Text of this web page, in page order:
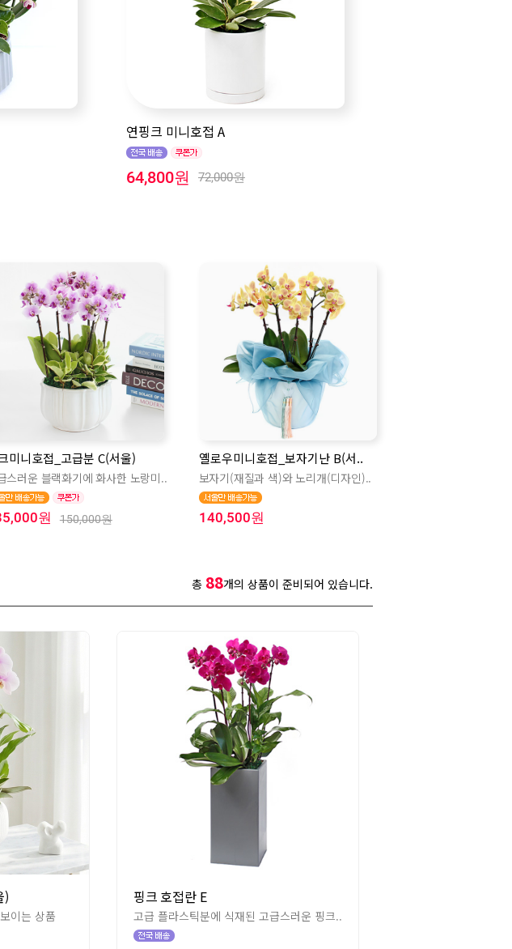
연핑크 미니호접 A
64,800원 72,000원
미니호접_고급분 C(서울)
스러운 블랙화기에 화사한 노랑미..
원 150,000원
옐로우미니호접_보자기난 B(서..
보자기(재질과 색)와 노리개(디자인)..
140,500원
총 88개의 상품이 준비되어 있습니다.
)
이는 상품
핑크 호접란 E
고급 플라스틱분에 식재된 고급스러운 핑크..